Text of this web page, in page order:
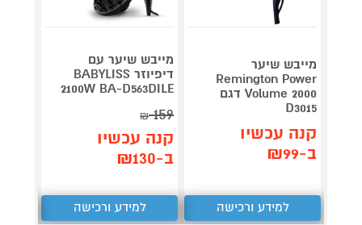
מייבש שיער
Remington Power
Volume 2000 דגם
D3015
קנה עכשיו
ב-₪99
למידע ורכישה
מייבש שיער עם
דיפיוזר BABYLISS
2100W BA-D563DILE
159
₪
קנה עכשיו
ב-₪130
למידע ורכישה